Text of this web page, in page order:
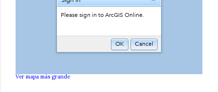
Ver mapa más grande